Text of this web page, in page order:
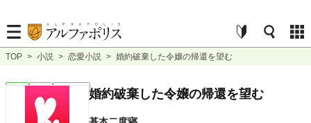
TOP > 小説 > 恋愛小説 > 婚約破棄した令嬢の帰還を望む
完結 ｼｮｰﾄｼｮｰﾄ 婚約破棄した令嬢の帰還を望む